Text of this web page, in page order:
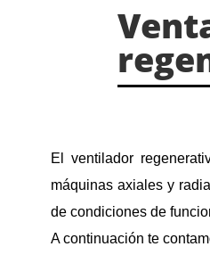
El ventilador
máquinas axiales y
de condiciones de
A continuación te